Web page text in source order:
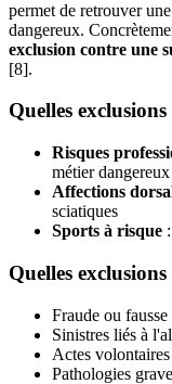
permet de retrouver
dangereux.
exclusion contre une
[8].
Quelles
Risques
métier
Affections
sciatiques
Sports à risque
Quelles
Fraude ou
Sinistres liés à
Actes
Pathologies